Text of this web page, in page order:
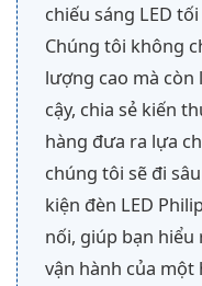
chiếu sáng LED
Chúng tôi không
lượng cao mà
cậy, chia sẻ kiến
hàng đưa ra lựa
chúng tôi sẽ đi
kiện đèn LED
nối, giúp bạn hiểu
vận hành của một